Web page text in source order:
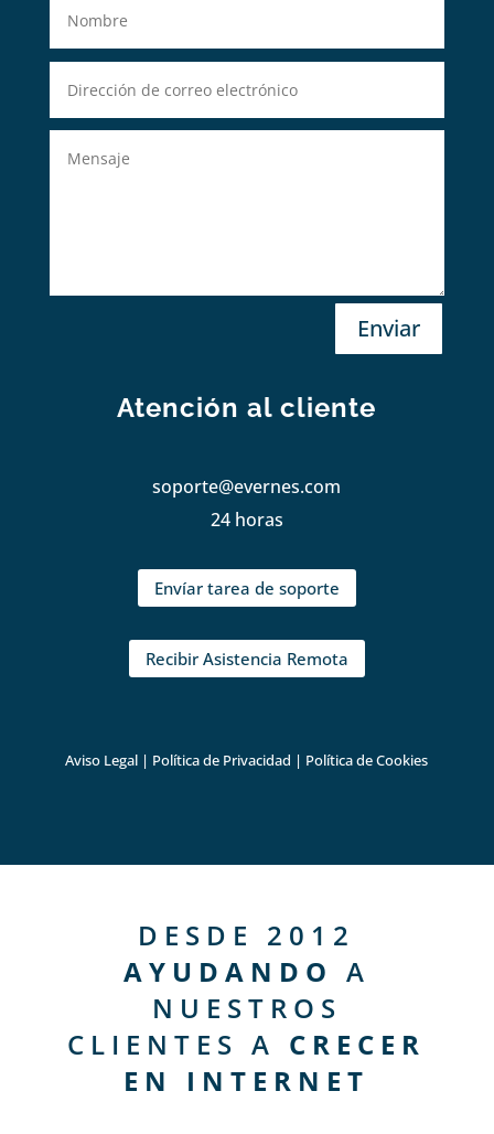
Enviar
Atención al cliente
soporte@evernes.com
24 horas
Envíar tarea de soporte
Recibir Asistencia Remota
Aviso Legal | Política de Privacidad | Política de Cookies
DESDE 2012
AYUDANDO A
NUESTROS
CLIENTES A CRECER
EN INTERNET